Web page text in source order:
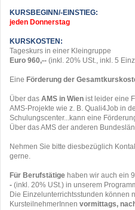
KURSBEGINN/-EINSTIEG:
jeden Donnerstag
KURSKOSTEN:
Tageskurs in einer Kleingruppe
Euro 960,-- (inkl. 20% USt., inkl. 5
Eine Förderung der
Über das AMS in Wien ist leider eine
AMS-Projekte wie z. B. Quali4Job in
Schulungscenter...kann eine
Über das AMS der anderen
Nehmen Sie bitte diesbezüglich
gerne.
Für Berufstätige haben wir auch ein
- (inkl. 20% USt.) in unserem
Die Einzelunterrichtsstunden können
KursteilnehmerInnen vormittags,